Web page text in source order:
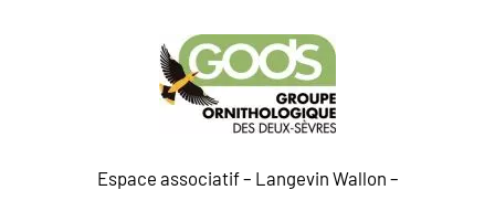
Espace associatif – Langevin Wallon –